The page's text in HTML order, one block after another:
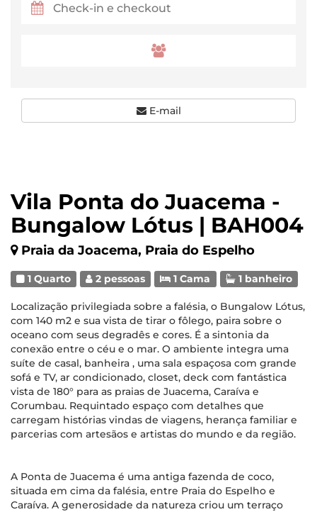
Vila Ponta do Juacema -
Bungalow Lótus | BAH004
Praia da Joacema, Praia do Espelho
1 Quarto 2 pessoas 1 Cama 1 banheiro
Localização privilegiada sobre a falésia, o Bungalow Lótus,
com 140 m2 e sua vista de tirar o fôlego, paira sobre o
oceano com seus degradês e cores. É a sintonia da
conexão entre o céu e o mar. O ambiente integra uma
suíte de casal, banheira , uma sala espaçosa com grande
sofá e TV, ar condicionado, closet, deck com fantástica
vista de 180° para as praias de Juacema, Caraíva e
Corumbau. Requintado espaço com detalhes que
carregam histórias vindas de viagens, herança familiar e
parcerias com artesãos e artistas do mundo e da região.
A Ponta de Juacema é uma antiga fazenda de coco,
situada em cima da falésia, entre Praia do Espelho e
Caraíva. A generosidade da natureza criou um terraço
E-mail